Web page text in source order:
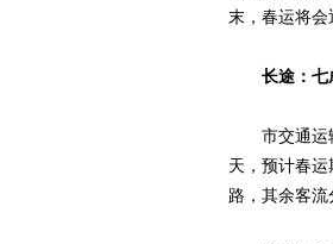
末，春运将会
长途：七
市交通运输
天，预计春
路，其余客流